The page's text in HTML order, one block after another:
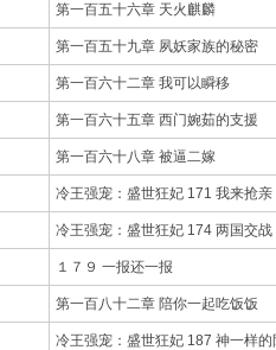
第一百五十六章 天火麒麟
第一百五十九章 夙妖家族的秘密
第一百六十二章 我可以瞬移
第一百六十五章 西门婉茹的支援
第一百六十八章 被逼二嫁
冷王强宠：盛世狂妃 171 我来抢亲
冷王强宠：盛世狂妃 174 两国交战
１７９ 一报还一报
第一百八十二章 陪你一起吃饭饭
冷王强宠：盛世狂妃 187 神一样的